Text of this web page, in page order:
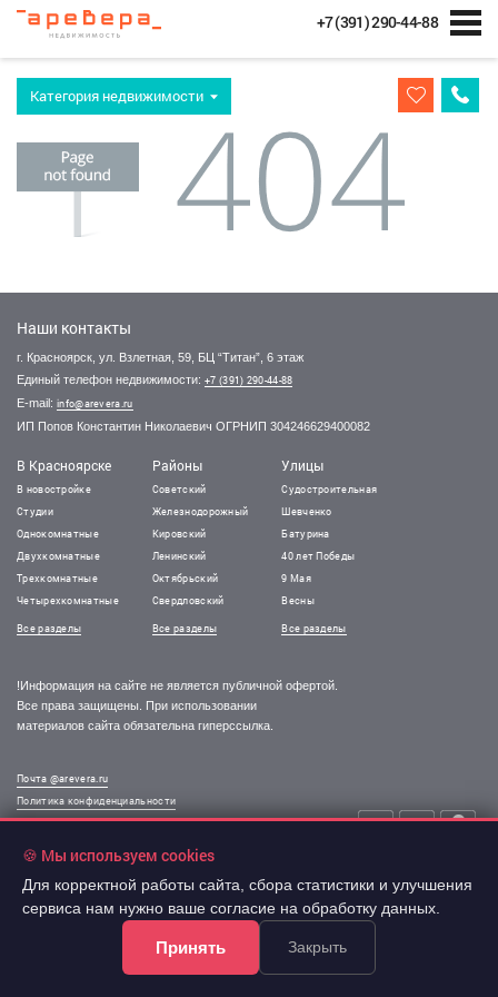
+7 (391) 290-44-88
Категория недвижимости
Наши контакты
г. Красноярск, ул. Взлетная, 59, БЦ “Титан”, 6 этаж
Единый телефон недвижимости: +7 (391) 290-44-88
E-mail: info@arevera.ru
ИП Попов Константин Николаевич ОГРНИП 304246629400082
В Красноярске
В новостройке
Студии
Однокомнатные
Двухкомнатные
Трехкомнатные
Четырехкомнатные
Все разделы
Районы
Советский
Железнодорожный
Кировский
Ленинский
Октябрьский
Свердловский
Все разделы
Улицы
Судостроительная
Шевченко
Батурина
40 лет Победы
9 Мая
Весны
Все разделы
!Информация на сайте не является публичной офертой.
Все права защищены. При использовании
материалов сайта обязательна гиперссылка.
Почта @arevera.ru
Политика конфиденциальности
Условия труда
© 2003-2026 “АРЕВЕРА-Недвижимость”
🍪 Мы используем cookies
Для корректной работы сайта, сбора статистики и улучшения
сервиса нам нужно ваше согласие на обработку данных.
Принять Закрыть